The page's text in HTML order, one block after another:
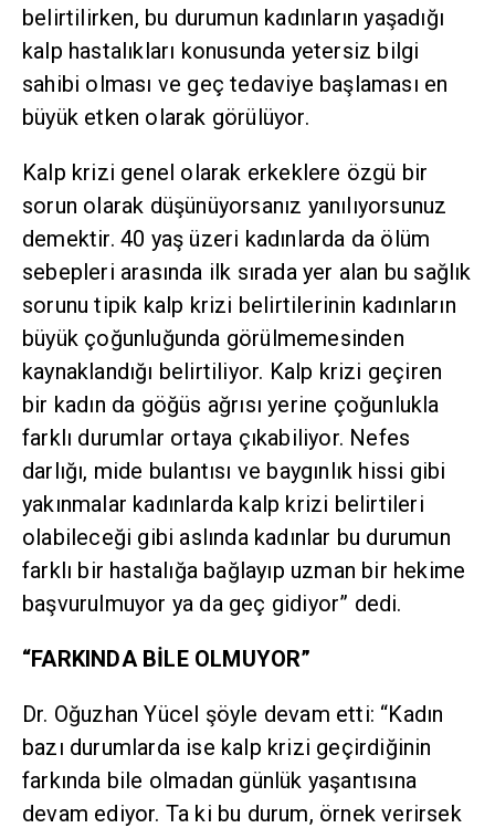
belirtilirken, bu durumun kadınların yaşadığı
kalp hastalıkları konusunda yetersiz bilgi
sahibi olması ve geç tedaviye başlaması en
büyük etken olarak görülüyor.
Kalp krizi genel olarak erkeklere özgü bir
sorun olarak düşünüyorsanız yanılıyorsunuz
demektir. 40 yaş üzeri kadınlarda da ölüm
sebepleri arasında ilk sırada yer alan bu sağlık
sorunu tipik kalp krizi belirtilerinin kadınların
büyük çoğunluğunda görülmemesinden
kaynaklandığı belirtiliyor. Kalp krizi geçiren
bir kadın da göğüs ağrısı yerine çoğunlukla
farklı durumlar ortaya çıkabiliyor. Nefes
darlığı, mide bulantısı ve baygınlık hissi gibi
yakınmalar kadınlarda kalp krizi belirtileri
olabileceği gibi aslında kadınlar bu durumun
farklı bir hastalığa bağlayıp uzman bir hekime
başvurulmuyor ya da geç gidiyor” dedi.
“FARKINDA BİLE OLMUYOR”
Dr. Oğuzhan Yücel şöyle devam etti: “Kadın
bazı durumlarda ise kalp krizi geçirdiğinin
farkında bile olmadan günlük yaşantısına
devam ediyor. Ta ki bu durum, örnek verirsek